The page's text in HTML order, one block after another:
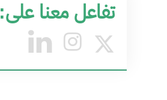
تفاعل معنا على: